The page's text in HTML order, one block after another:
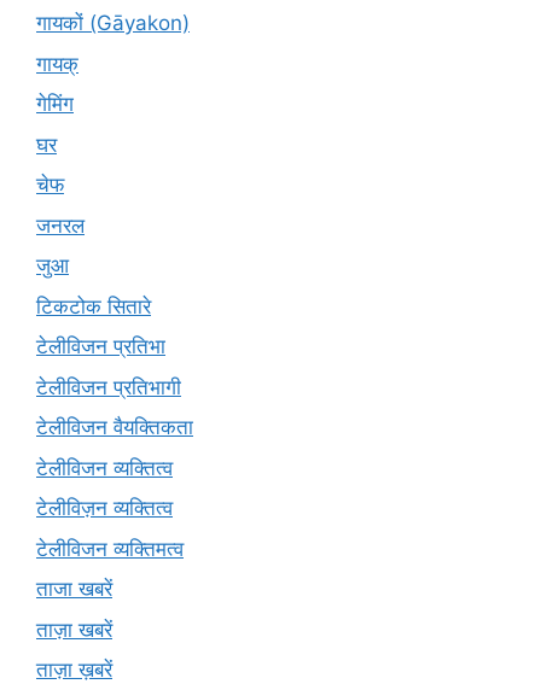
गायकों (Gāyakon)
गायक्
गेमिंग
घर
चेफ
जनरल
जुआ
टिकटोक सितारे
टेलीविजन प्रतिभा
टेलीविजन प्रतिभागी
टेलीविजन वैयक्तिकता
टेलीविजन व्यक्तित्व
टेलीविज़न व्यक्तित्व
टेलीविजन व्यक्तिमत्व
ताजा खबरें
ताज़ा खबरें
ताज़ा ख़बरें